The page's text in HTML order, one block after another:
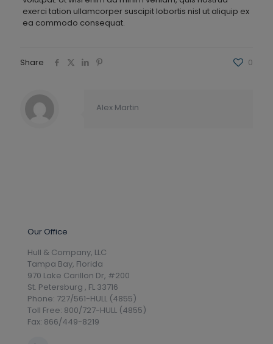
exerci tation ullamcorper suscipit lobortis nisl ut aliquip ex
ea commodo consequat.
Share 0
Alex Martin
Our Office
Hull & Company, LLC
Tampa Bay, Florida
970 Lake Carillon Dr, #200
St. Petersburg , FL 33716
Phone: 727/561-HULL (4855)
Toll Free: 800/727-HULL (4855)
Fax: 866/449-8219